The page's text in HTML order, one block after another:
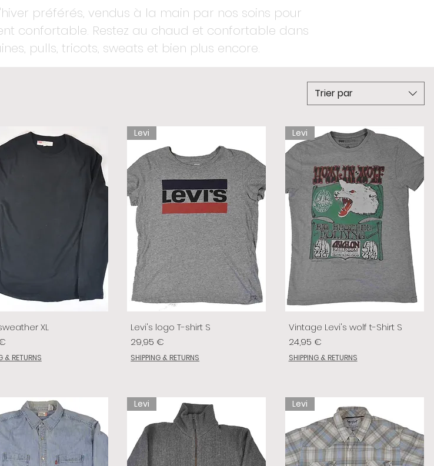
préférés, vendus à la main par nos soins pour
confortable. Restez au chaud et confortable dans
pulls, tricots, sweats et bien plus encore.
Trier par
XL
& RETURNS
Levi
Levi's logo T-shirt S
Prix
29,95 €
SHIPPING & RETURNS
Levi
Vintage Levi's wolf t-Shirt S
Prix
24,95 €
SHIPPING & RETURNS
Levi Levi